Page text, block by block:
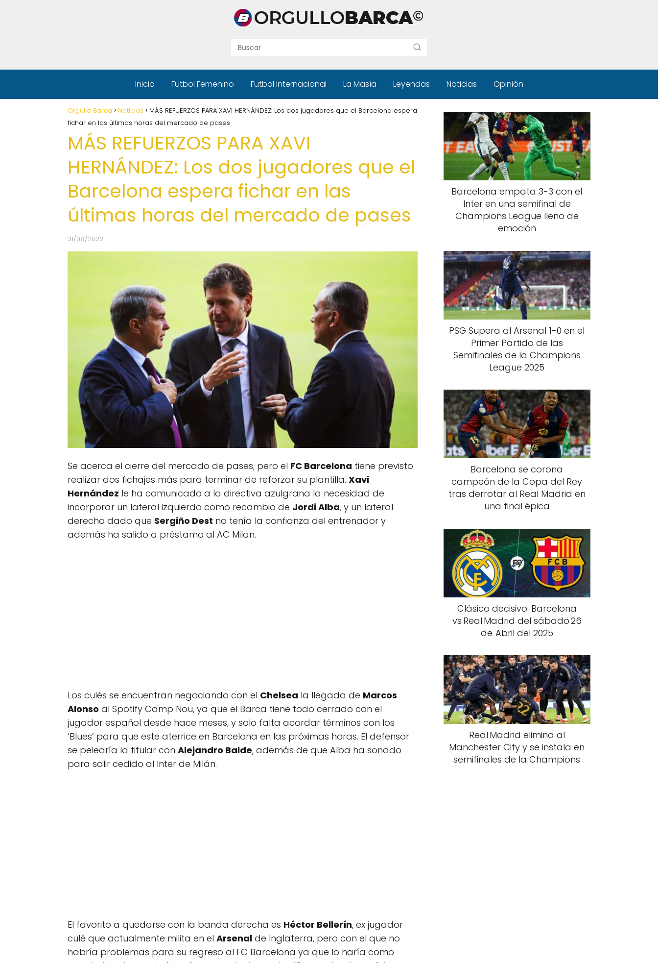
Inicio Futbol Femenino Futbol Internacional La Masía Leyendas Noticias Opinión
Orgullo Barca Noticias
MÁS REFUERZOS PARA XAVI HERNÁNDEZ: Los dos jugadores que el Barcelona espera
fichar en las últimas horas del mercado de pases
MÁS REFUERZOS PARA XAVI
HERNÁNDEZ: Los dos jugadores que el
Barcelona espera fichar en las
últimas horas del mercado de pases
31/08/2022
Se acerca el cierre del mercado de pases, pero el FC Barcelona tiene previsto
realizar dos fichajes más para terminar de reforzar su plantilla. Xavi
Hernández le ha comunicado a la directiva azulgrana la necesidad de
incorporar un lateral izquierdo como recambio de Jordi Alba, y un lateral
derecho dado que Sergiño Dest no tenía la confianza del entrenador y
además ha salido a préstamo al AC Milan.
Los culés se encuentran negociando con el Chelsea la llegada de Marcos
Alonso al Spotify Camp Nou, ya que el Barca tiene todo cerrado con el
jugador español desde hace meses, y solo falta acordar términos con los
‘Blues’ para que este aterrice en Barcelona en las próximas horas. El defensor
se pelearía la titular con Alejandro Balde, además de que Alba ha sonado
para salir cedido al Inter de Milán.
El favorito a quedarse con la banda derecha es Héctor Bellerín, ex jugador
culé que actualmente milita en el Arsenal de Inglaterra, pero con el que no
habría problemas para su regreso al FC Barcelona ya que lo haría como
Barcelona empata 3-3 con el
Inter en una semifinal de
Champions League lleno de
emoción
PSG Supera al Arsenal 1-0 en el
Primer Partido de las
Semifinales de la Champions
League 2025
Barcelona se corona
campeón de la Copa del Rey
tras derrotar al Real Madrid en
una final épica
Clásico decisivo: Barcelona
vs Real Madrid del sábado 26
de Abril del 2025
Real Madrid elimina al
Manchester City y se instala en
semifinales de la Champions